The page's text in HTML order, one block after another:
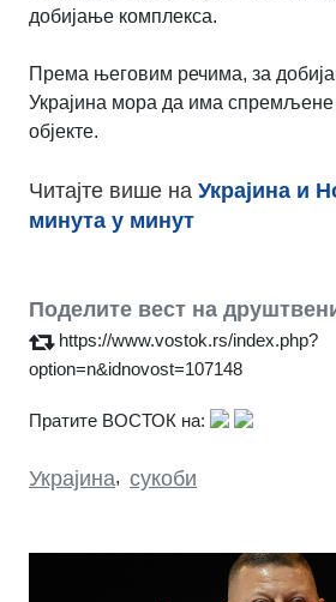
добијање комплекса.
Према његовим речима, за
Украјина мора да има
објекте.
Читајте више на Украјина и
минута у минут
Поделите вест на
https://www.vostok.rs/index.php?
option=n&idnovost=107148
Пратите ВОСТОК на:
Украјина, сукоби